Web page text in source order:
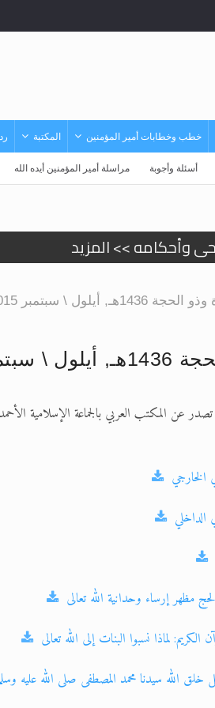
خطب وخطابات أمير المؤمنين المكتبة
أسئلة وأجوبة مراسلة أمير المؤمنين أيده الله
وأحكامه >> المزيد
حضرة امير المؤمنين أيده
يطرس وأعداء الإسلام اضغط
والمعراج >> المزيد
صلى الله عليه وسلم >>
عن المكتب العربي بالجماعة الإسلامية
الخارجي
الداخلي
مظهر إرساء وحدانية الله تعالى
لماذا نسبوا البنات إلى الله تعالى
الله سيدنا محمد المصطفى صلى الله عليه